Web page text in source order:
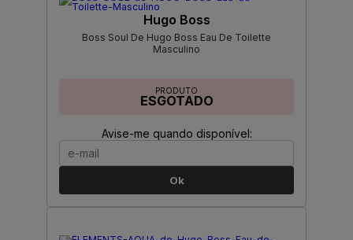
Hugo Boss
Boss Soul De Hugo Boss Eau De Toilette
Masculino
PRODUTO
ESGOTADO
Avise-me quando disponível:
Ok